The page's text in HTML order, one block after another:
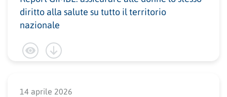
diritto alla salute su tutto il territorio
nazionale
14 aprile 2026